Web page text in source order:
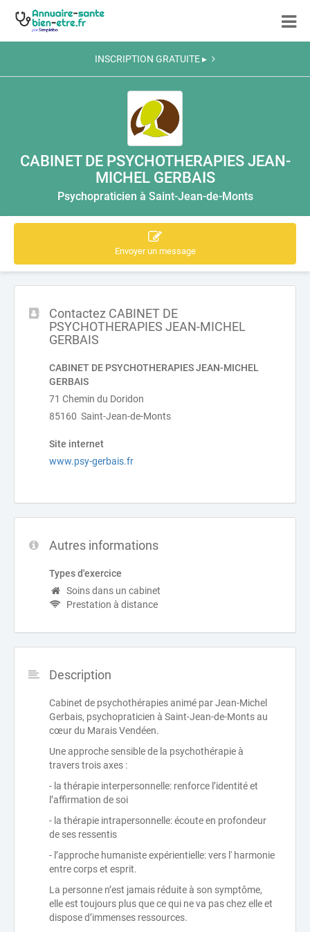
INSCRIPTION GRATUITE ▸
CABINET DE PSYCHOTHERAPIES JEAN-
MICHEL GERBAIS
Psychopraticien à Saint-Jean-de-Monts
Envoyer un message
Contactez CABINET DE
PSYCHOTHERAPIES JEAN-MICHEL
GERBAIS
CABINET DE PSYCHOTHERAPIES JEAN-MICHEL
GERBAIS
71 Chemin du Doridon
85160 Saint-Jean-de-Monts
Site internet
www.psy-gerbais.fr
Autres informations
Types d'exercice
Soins dans un cabinet
Prestation à distance
Description
Cabinet de psychothérapies animé par Jean-Michel
Gerbais, psychopraticien à Saint-Jean-de-Monts au
cœur du Marais Vendéen.
Une approche sensible de la psychothérapie à
travers trois axes :
- la thérapie interpersonnelle: renforce l’identité et
l’affirmation de soi
- la thérapie intrapersonnelle: écoute en profondeur
de ses ressentis
- l’approche humaniste expérientielle: vers l' harmonie
entre corps et esprit.
La personne n’est jamais réduite à son symptôme,
elle est toujours plus que ce qui ne va pas chez elle et
dispose d’immenses ressources.